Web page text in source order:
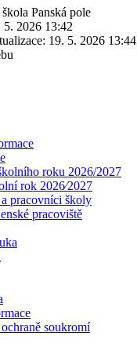
Panská pole
5. 2026 13:42
19. 5. 2026 13:44
roku 2026/2027
rok 2026⁄2027
pracovníci školy
pracoviště
soukromí